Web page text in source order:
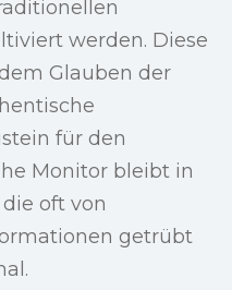
werden. Diese
Glauben der
für den
Monitor bleibt in
oft von
getrübt